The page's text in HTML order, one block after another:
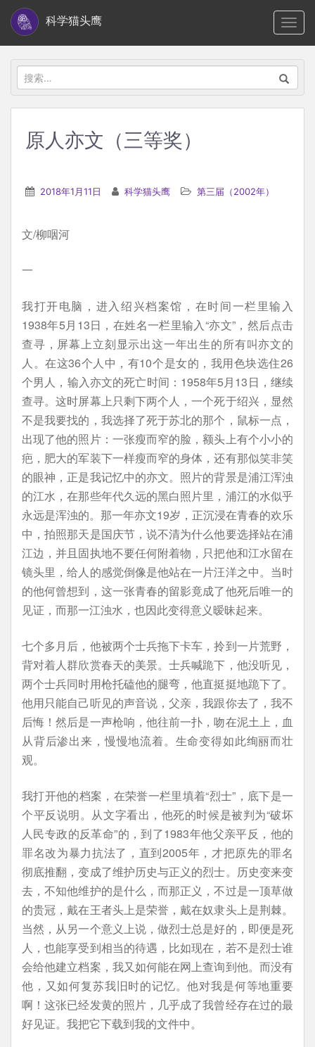
i
科学猫头鹰
搜
索：
原人亦文（三等奖）
2018年1月11日 科学猫头鹰 第三届（2002年）
文/柳咽河
一
我打开电脑，进入绍兴档案馆，在时间一栏里输入
1938年5月13日，在姓名一栏里输入“亦文”，然后点击
查寻，屏幕上立刻显示出这一年出生的所有叫亦文的
人。在这36个人中，有10个是女的，我用色块选住26
个男人，输入亦文的死亡时间：1958年5月13日，继续
查寻。这时屏幕上只剩下两个人，一个死于绍兴，显然
不是我要找的，我选择了死于苏北的那个，鼠标一点，
出现了他的照片：一张瘦而窄的脸，额头上有个小小的
疤，肥大的军装下一样瘦而窄的身体，还有那似笑非笑
的眼神，正是我记忆中的亦文。照片的背景是浦江浑浊
的江水，在那些年代久远的黑白照片里，浦江的水似乎
永远是浑浊的。那一年亦文19岁，正沉浸在青春的欢乐
中，拍照那天是国庆节，说不清为什么他要选择站在浦
江边，并且固执地不要任何附着物，只把他和江水留在
镜头里，给人的感觉倒像是他站在一片汪洋之中。当时
的他何曾想到，这一张青春的留影竟成了他死后唯一的
见证，而那一江浊水，也因此变得意义暧昧起来。
七个多月后，他被两个士兵拖下卡车，拎到一片荒野，
背对着人群欣赏春天的美景。士兵喊跪下，他没听见，
两个士兵同时用枪托磕他的腿弯，他直挺挺地跪下了。
他用只能自己听见的声音说，父亲，我跟你去了，我不
后悔！然后是一声枪响，他往前一扑，吻在泥土上，血
从背后渗出来，慢慢地流着。生命变得如此绚丽而壮
观。
我打开他的档案，在荣誉一栏里填着“烈士”，底下是一
个平反说明。从文字看出，他死的时候是被判为“破坏
人民专政的反革命”的，到了1983年他父亲平反，他的
罪名改为暴力抗法了，直到2005年，才把原先的罪名
彻底推翻，变成了维护历史与正义的烈士。历史变来变
去，不知他维护的是什么，而那正义，不过是一顶草做
的贵冠，戴在王者头上是荣誉，戴在奴隶头上是荆棘。
当然，从另一个意义上说，做烈士总是好的，即便是死
人，也能享受到相当的待遇，比如现在，若不是烈士谁
会给他建立档案，我又如何能在网上查询到他。而没有
他，又如何复苏我旧时的记忆。他对我是何等地重要
啊！这张已经发黄的照片，几乎成了我曾经存在过的最
好见证。我把它下载到我的文件中。